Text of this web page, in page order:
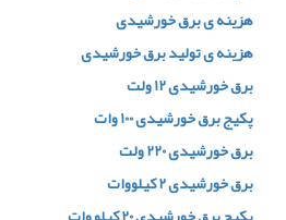
هزینه ی برق خورشیدی
هزینه ی تولید برق خورشیدی
برق خورشیدی 12 ولت
پکیج برق خورشیدی 100 وات
برق خورشیدی 220 ولت
برق خورشیدی 2 کیلووات